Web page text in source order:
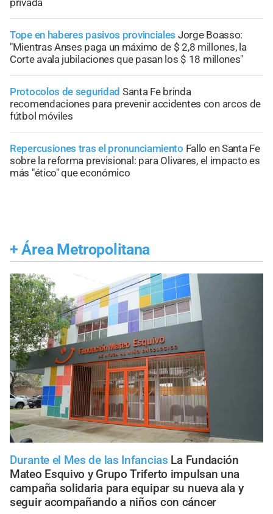
privada
Tope en haberes pasivos provinciales Jorge Boasso:
"Mientras Anses paga un máximo de $ 2,8 millones, la
Corte avala jubilaciones que pasan los $ 18 millones"
Protocolos de seguridad Santa Fe brinda
recomendaciones para prevenir accidentes con arcos de
fútbol móviles
Repercusiones tras el pronunciamiento Fallo en Santa Fe
sobre la reforma previsional: para Olivares, el impacto es
más "ético" que económico
+ Área Metropolitana
Durante el Mes de las Infancias La Fundación
Mateo Esquivo y Grupo Triferto impulsan una
campaña solidaria para equipar su nueva ala y
seguir acompañando a niños con cáncer